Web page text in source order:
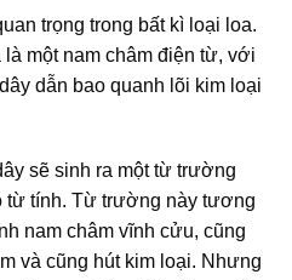
trọng trong bất kì loại loa.
một nam châm điện từ, với
dẫn bao quanh lõi kim loại
sẽ sinh ra một từ trường
từ tính. Từ trường này tương
nam châm vĩnh cửu, cũng
và cũng hút kim loại. Nhưng